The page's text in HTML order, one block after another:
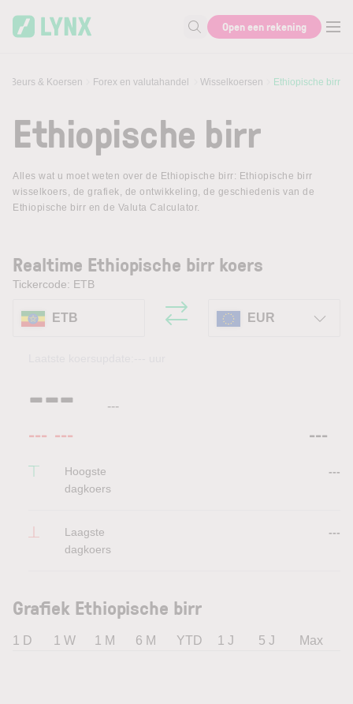
Zoek naar informatie
Open een rekening
Beurs & Koersen Forex en valutahandel Wisselkoersen Ethiopische birr
Ethiopische birr
Alles wat u moet weten over de Ethiopische birr: Ethiopische birr
wisselkoers, de grafiek, de ontwikkeling, de geschiedenis van de
Ethiopische birr en de Valuta Calculator.
Realtime Ethiopische birr koers
Tickercode: ETB
ETB EUR
--- ---
--- --- ---
Hoogste
dagkoers
---
Laagste
dagkoers
---
Grafiek Ethiopische birr
1 D 1 W 1 M 6 M YTD 1 J 5 J Max